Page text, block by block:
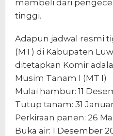
membeli dari
tinggi.
Adapun jadwal resmi
(MT) di Kabupaten
ditetapkan Komir
Musim Tanam I (MT I)
Mulai hambur: 11
Tutup tanam: 31
Perkiraan panen: 26
Buka air: 1 Desember